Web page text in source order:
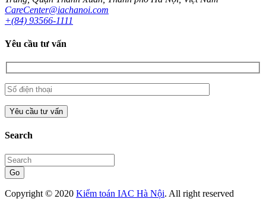
CareCenter@iachanoi.com
+(84) 93566-1111
Yêu cầu tư vấn
Search
Go
Copyright © 2020 Kiểm toán IAC Hà Nội. All right reserved